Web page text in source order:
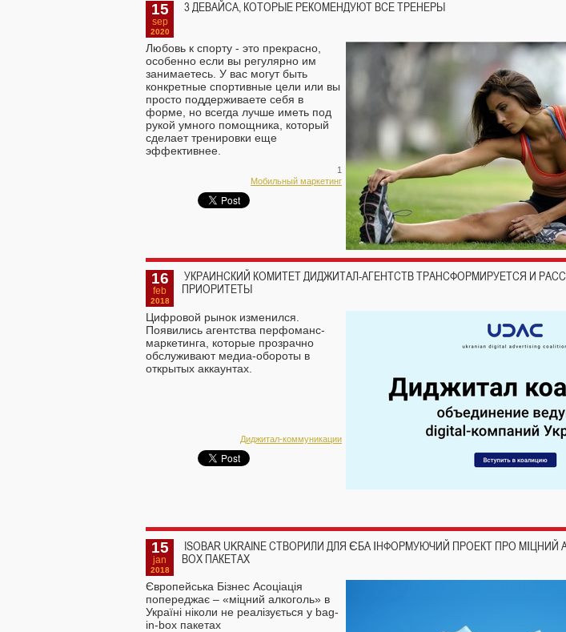
15
sep
2020
3 ДЕВАЙСА, КОТОРЫЕ РЕКОМЕНДУЮТ ВСЕ ТРЕНЕРЫ
Любовь к спорту - это прекрасно,
особенно если вы регулярно им
занимаетесь. У вас могут быть
конкретные спортивные цели или вы
просто поддерживаете себя в
форме, но всегда лучше иметь под
рукой умного помощника, который
сделает тренировки еще
эффективнее.
1
Мобильный маркетинг
16
feb
2018
УКРАИНСКИЙ КОМИТЕТ ДИДЖИТАЛ-АГЕНТСТВ ТРАНСФОРМИРУЕТСЯ И
ПРИОРИТЕТЫ
Цифровой рынок изменился.
Появились агентства перфоманс-
маркетинга, которые прозрачно
обслуживают медиа-обороты в
открытых аккаунтах.
Диджитал-коммуникации
15
jan
2018
ISOBAR UKRAINE СТВОРИЛИ ДЛЯ ЄБА ІНФОРМУЮЧИЙ ПРОЕКТ ПРО МІЦНИЙ
BOX ПАКЕТАХ
Європейська Бізнес Асоціація
попереджає – «міцний алкоголь» в
Україні ніколи не реалізується у bag-
in-box пакетах